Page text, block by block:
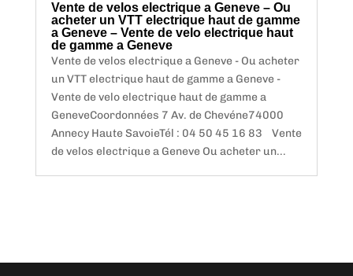
Vente de velos electrique a Geneve – Ou
acheter un VTT electrique haut de gamme
a Geneve – Vente de velo electrique haut
de gamme a Geneve
Vente de velos electrique a Geneve - Ou acheter
un VTT electrique haut de gamme a Geneve -
Vente de velo electrique haut de gamme a
GeneveCoordonnées 7 Av. de Chevéne74000
Annecy Haute SavoieTél : 04 50 45 16 83 Vente
de velos electrique a Geneve Ou acheter un...